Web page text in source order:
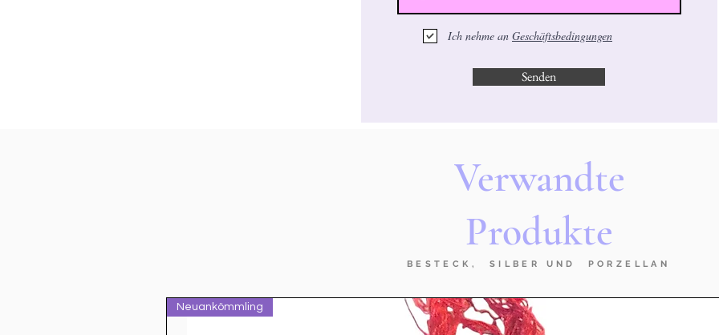
Ich nehme an Geschäftsbedingungen
Senden
Verwandte
Produkte
BESTECK, SILBER UND PORZELLAN
Neuankömmling